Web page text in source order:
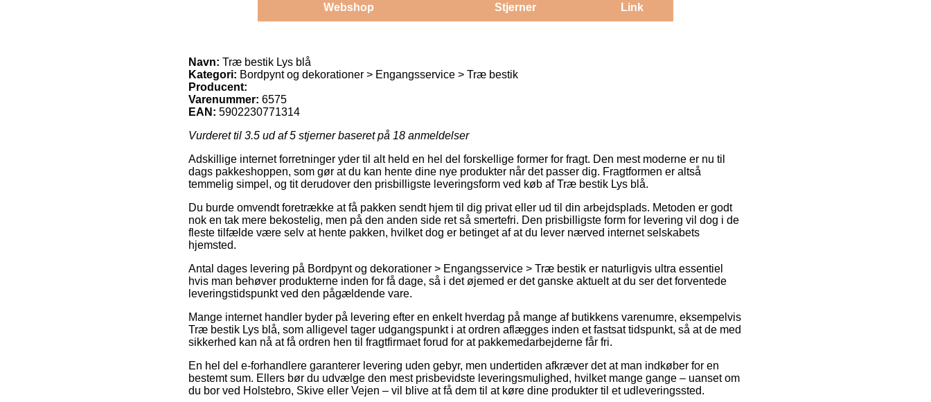
Webshop Stjerner Link
Navn: Træ bestik Lys blå
Kategori: Bordpynt og dekorationer > Engangsservice > Træ bestik
Producent:
Varenummer: 6575
EAN: 5902230771314
Vurderet til 3.5 ud af 5 stjerner baseret på 18 anmeldelser
Adskillige internet forretninger yder til alt held en hel del forskellige former for fragt. Den mest moderne er nu til
dags pakkeshoppen, som gør at du kan hente dine nye produkter når det passer dig. Fragtformen er altså
temmelig simpel, og tit derudover den prisbilligste leveringsform ved køb af Træ bestik Lys blå.
Du burde omvendt foretrække at få pakken sendt hjem til dig privat eller ud til din arbejdsplads. Metoden er godt
nok en tak mere bekostelig, men på den anden side ret så smertefri. Den prisbilligste form for levering vil dog i de
fleste tilfælde være selv at hente pakken, hvilket dog er betinget af at du lever nærved internet selskabets
hjemsted.
Antal dages levering på Bordpynt og dekorationer > Engangsservice > Træ bestik er naturligvis ultra essentiel
hvis man behøver produkterne inden for få dage, så i det øjemed er det ganske aktuelt at du ser det forventede
leveringstidspunkt ved den pågældende vare.
Mange internet handler byder på levering efter en enkelt hverdag på mange af butikkens varenumre, eksempelvis
Træ bestik Lys blå, som alligevel tager udgangspunkt i at ordren aflægges inden et fastsat tidspunkt, så at de med
sikkerhed kan nå at få ordren hen til fragtfirmaet forud for at pakkemedarbejderne får fri.
En hel del e-forhandlere garanterer levering uden gebyr, men undertiden afkræver det at man indkøber for en
bestemt sum. Ellers bør du udvælge den mest prisbevidste leveringsmulighed, hvilket mange gange – uanset om
du bor ved Holstebro, Skive eller Vejen – vil blive at få dem til at køre dine produkter til et udleveringssted.